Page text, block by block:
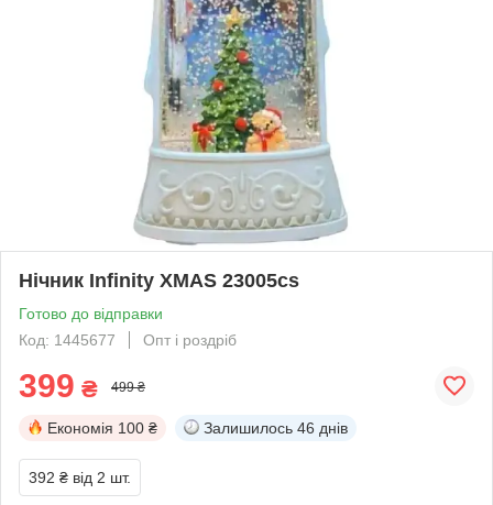
Нічник Infinity XMAS 23005cs
Готово до відправки
Код: 1445677
Опт і роздріб
399 ₴ 499 ₴
Економія 100 ₴ Залишилось 46 днів
392 ₴ від 2 шт.